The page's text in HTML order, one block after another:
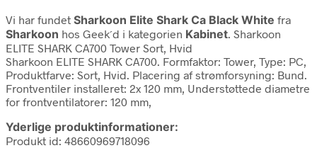
Vi har fundet Sharkoon Elite Shark Ca Black White fra
Sharkoon hos Geek´d i kategorien Kabinet. Sharkoon
ELITE SHARK CA700 Tower Sort, Hvid
Sharkoon ELITE SHARK CA700. Formfaktor: Tower, Type: PC,
Produktfarve: Sort, Hvid. Placering af strømforsyning: Bund.
Frontventiler installeret: 2x 120 mm, Understøttede diametre
for frontventilatorer: 120 mm,
Yderlige produktinformationer:
Produkt id: 48660969718096